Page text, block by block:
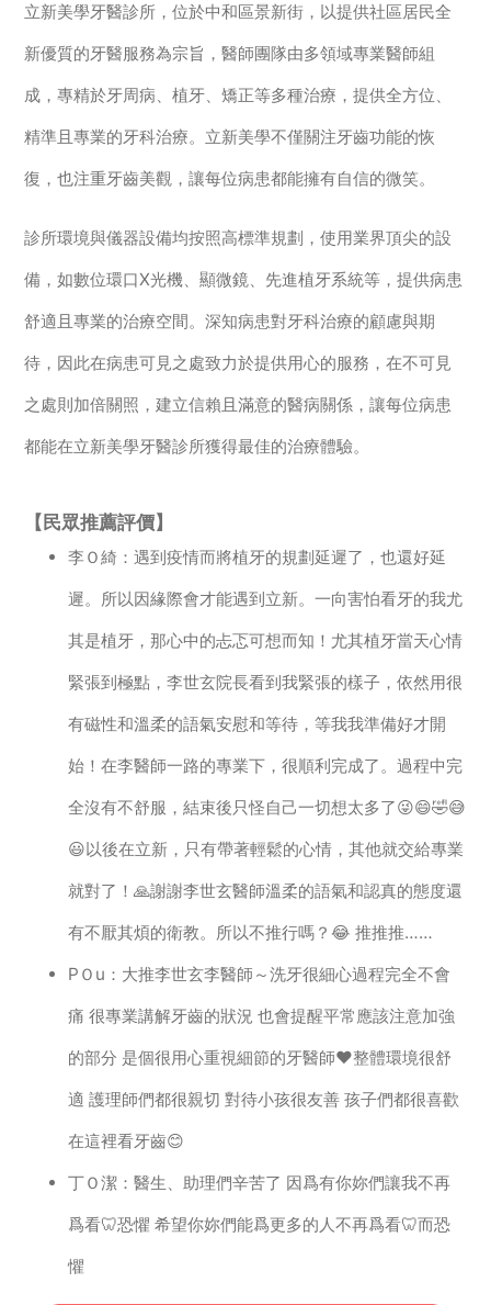
立新美學牙醫診所，位於中和區景新街，以提供社區居民全
新優質的牙醫服務為宗旨，醫師團隊由多領域專業醫師組
成，專精於牙周病、植牙、矯正等多種治療，提供全方位、
精準且專業的牙科治療。立新美學不僅關注牙齒功能的恢
復，也注重牙齒美觀，讓每位病患都能擁有自信的微笑。
診所環境與儀器設備均按照高標準規劃，使用業界頂尖的設
備，如數位環口X光機、顯微鏡、先進植牙系統等，提供病患
舒適且專業的治療空間。深知病患對牙科治療的顧慮與期
待，因此在病患可見之處致力於提供用心的服務，在不可見
之處則加倍關照，建立信賴且滿意的醫病關係，讓每位病患
都能在立新美學牙醫診所獲得最佳的治療體驗。
【民眾推薦評價】
李Ｏ綺：遇到疫情而將植牙的規劃延遲了，也還好延
遲。所以因緣際會才能遇到立新。一向害怕看牙的我尤
其是植牙，那心中的忐忑可想而知！尤其植牙當天心情
緊張到極點，李世玄院長看到我緊張的樣子，依然用很
有磁性和溫柔的語氣安慰和等待，等我我準備好才開
始！在李醫師一路的專業下，很順利完成了。過程中完
全沒有不舒服，結束後只怪自己一切想太多了😜😄🤣😅
😃以後在立新，只有帶著輕鬆的心情，其他就交給專業
就對了！🙏謝謝李世玄醫師溫柔的語氣和認真的態度還
有不厭其煩的衛教。所以不推行嗎？😂 推推推……
PＯu：大推李世玄李醫師～洗牙很細心過程完全不會
痛 很專業講解牙齒的狀況 也會提醒平常應該注意加強
的部分 是個很用心重視細節的牙醫師❤️整體環境很舒
適 護理師們都很親切 對待小孩很友善 孩子們都很喜歡
在這裡看牙齒😊
丁Ｏ潔：醫生、助理們辛苦了 因爲有你妳們讓我不再
爲看🦷恐懼 希望你妳們能爲更多的人不再爲看🦷而恐
懼